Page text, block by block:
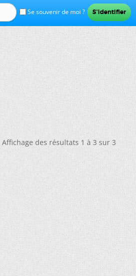
Se souvenir de moi ?
Affichage des résultats 1 à 3 sur 3